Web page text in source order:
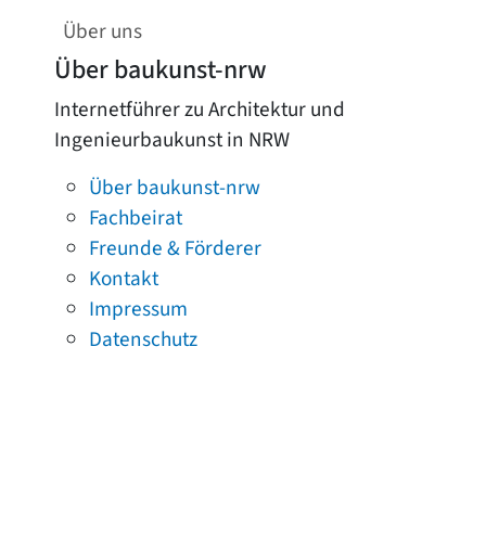
Über uns
Über baukunst-nrw
Internetführer zu Architektur und
Ingenieurbaukunst in NRW
Über baukunst-nrw
Fachbeirat
Freunde & Förderer
Kontakt
Impressum
Datenschutz